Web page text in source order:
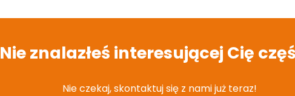
Nie znalazłeś interesującej Cię
Nie czekaj, skontaktuj się z nami już teraz!